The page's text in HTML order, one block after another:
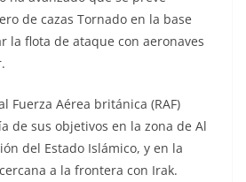
de cazas Tornado en la base
la flota de ataque con aeronaves
Fuerza Aérea británica (RAF)
de sus objetivos en la zona de Al
del Estado Islámico, y en la
a la frontera con Irak.